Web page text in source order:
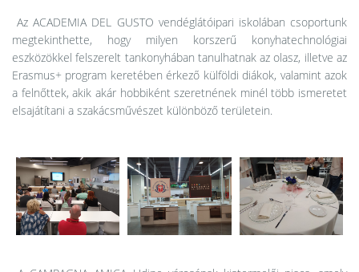
Az ACADEMIA DEL GUSTO vendéglátóipari iskolában csoportunk
megtekinthette, hogy milyen korszerű konyhatechnológiai
eszközökkel felszerelt tankonyhában tanulhatnak az olasz, illetve az
Erasmus+ program keretében érkező külföldi diákok, valamint azok
a felnőttek, akik akár hobbiként szeretnének minél több ismeretet
elsajátítani a szakácsművészet különböző területein.